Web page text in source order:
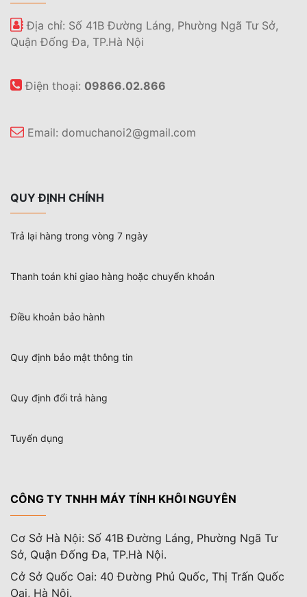
Địa chỉ: Số 41B Đường Láng, Phường Ngã Tư Sở,
Quận Đống Đa, TP.Hà Nội
Điện thoại: 09866.02.866
Email: domuchanoi2@gmail.com
QUY ĐỊNH CHÍNH
Trả lại hàng trong vòng 7 ngày
Thanh toán khi giao hàng hoặc chuyển khoản
Điều khoản bảo hành
Quy định bảo mật thông tin
Quy định đổi trả hàng
Tuyển dụng
CÔNG TY TNHH MÁY TÍNH KHÔI NGUYÊN
Cơ Sở Hà Nội: Số 41B Đường Láng, Phường Ngã Tư
Sở, Quận Đống Đa, TP.Hà Nội.
Cở Sở Quốc Oai: 40 Đường Phủ Quốc, Thị Trấn Quốc
Oai, Hà Nội.